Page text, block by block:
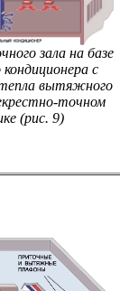
зала на базе
с
вытяжного
точном
(рис. 9)